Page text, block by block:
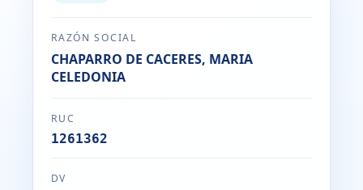
RAZÓN SOCIAL
CHAPARRO DE CACERES, MARIA
CELEDONIA
RUC
1261362
DV